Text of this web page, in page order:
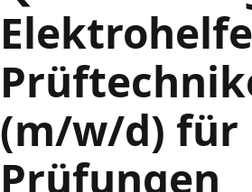
(m/w/d) für
Prüfungen